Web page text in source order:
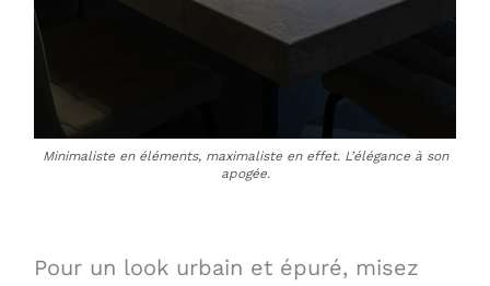
Minimaliste en éléments, maximaliste en effet. L’élégance à son
apogée.
Pour un look urbain et épuré, misez